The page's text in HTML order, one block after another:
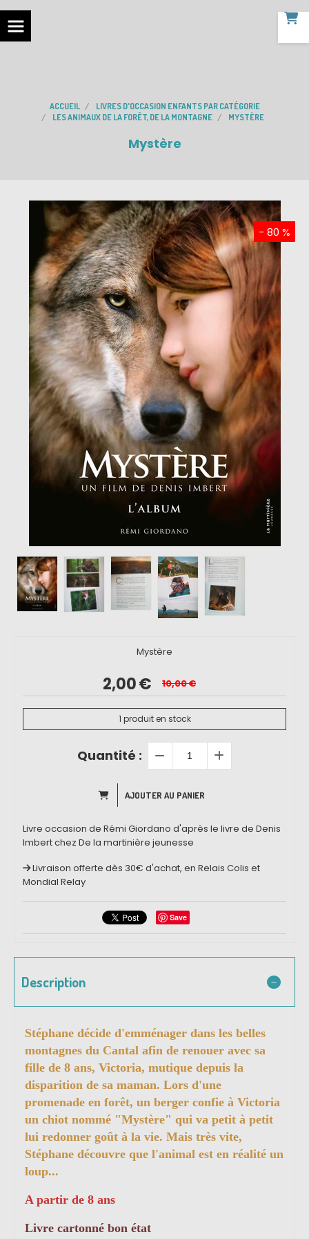
ACCUEIL
LIVRES D'OCCASION ENFANTS PAR CATÉGORIE
LES ANIMAUX DE LA FORÊT, DE LA MONTAGNE
MYSTÈRE
Mystère
- 80 %
Mystère
2,00€ 10,00€
1 produit en stock
Quantité :
AJOUTER AU PANIER
Livre occasion de Rémi Giordano d'après le livre de Denis
Imbert chez De la martinière jeunesse
Livraison offerte dès 30€ d'achat, en Relais Colis et
Mondial Relay
Save
Description
Stéphane décide d'emménager dans les belles
montagnes du Cantal afin de renouer avec sa
fille de 8 ans, Victoria, mutique depuis la
disparition de sa maman. Lors d'une
promenade en forêt, un berger confie à Victoria
un chiot nommé "Mystère" qui va petit à petit
lui redonner goût à la vie. Mais très vite,
Stéphane découvre que l'animal est en réalité un
loup...
A partir de 8 ans
Livre cartonné bon état